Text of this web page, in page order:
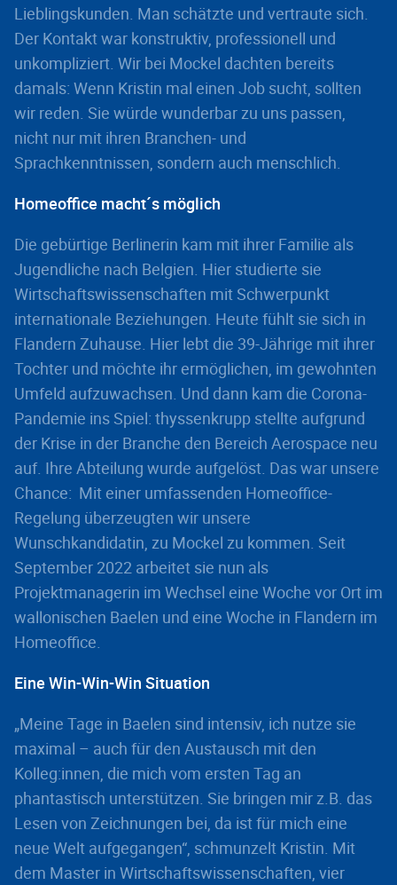
Lieblingskunden. Man schätzte und vertraute sich.
Der Kontakt war konstruktiv, professionell und
unkompliziert. Wir bei Mockel dachten bereits
damals: Wenn Kristin mal einen Job sucht, sollten
wir reden. Sie würde wunderbar zu uns passen,
nicht nur mit ihren Branchen- und
Sprachkenntnissen, sondern auch menschlich.
Homeoffice macht´s möglich
Die gebürtige Berlinerin kam mit ihrer Familie als
Jugendliche nach Belgien. Hier studierte sie
Wirtschaftswissenschaften mit Schwerpunkt
internationale Beziehungen. Heute fühlt sie sich in
Flandern Zuhause. Hier lebt die 39-Jährige mit ihrer
Tochter und möchte ihr ermöglichen, im gewohnten
Umfeld aufzuwachsen. Und dann kam die Corona-
Pandemie ins Spiel: thyssenkrupp stellte aufgrund
der Krise in der Branche den Bereich Aerospace neu
auf. Ihre Abteilung wurde aufgelöst. Das war unsere
Chance: Mit einer umfassenden Homeoffice-
Regelung überzeugten wir unsere
Wunschkandidatin, zu Mockel zu kommen. Seit
September 2022 arbeitet sie nun als
Projektmanagerin im Wechsel eine Woche vor Ort im
wallonischen Baelen und eine Woche in Flandern im
Homeoffice.
Eine Win-Win-Win Situation
„Meine Tage in Baelen sind intensiv, ich nutze sie
maximal – auch für den Austausch mit den
Kolleg:innen, die mich vom ersten Tag an
phantastisch unterstützen. Sie bringen mir z.B. das
Lesen von Zeichnungen bei, da ist für mich eine
neue Welt aufgegangen“, schmunzelt Kristin. Mit
dem Master in Wirtschaftswissenschaften, vier